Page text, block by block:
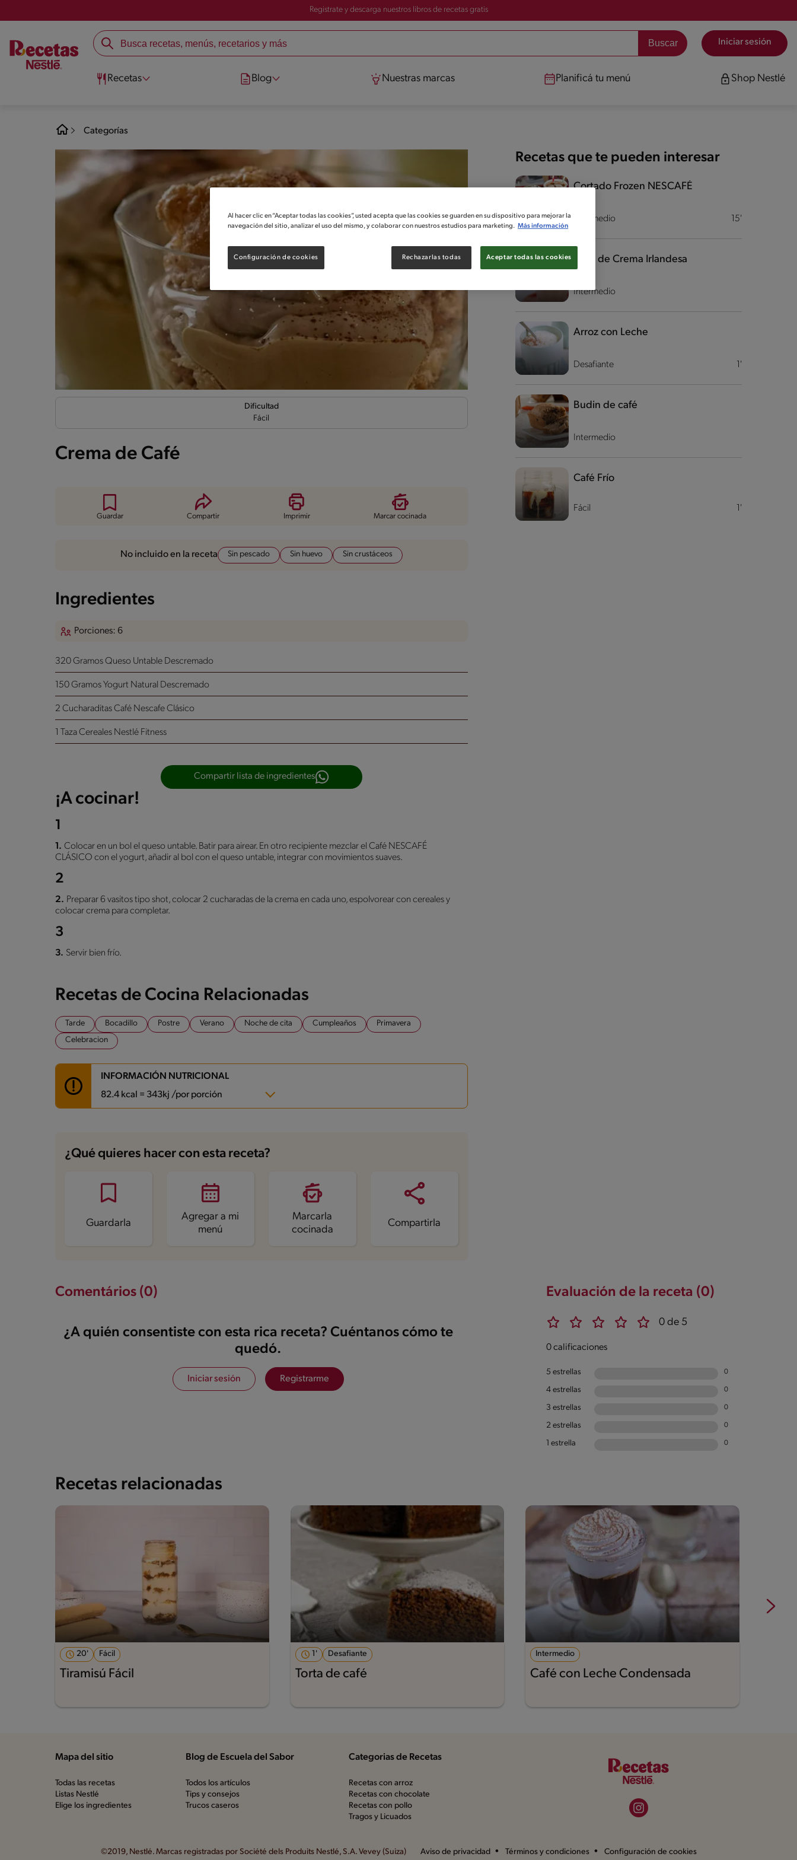
Registrate y descarga nuestros libros de recetas gratis
Iniciar sesión
Recetas Blog Nuestras marcas Planificá tu menú Shop Nestlé
Categorías
Dificultad
Fácil
Crema de Café
Guardar Compartir Imprimir Marcar cocinada
No incluido en la receta Sin pescado Sin huevo Sin crustáceos
Ingredientes
Porciones: 6
320 Gramos Queso Untable Descremado
150 Gramos Yogurt Natural Descremado
2 Cucharaditas Café Nescafe Clásico
1 Taza Cereales Nestlé Fitness
Compartir lista de ingredientes
¡A cocinar!
1
1. Colocar en un bol el queso untable. Batir para airear. En otro recipiente mezclar el Café NESCAFÉ
CLÁSICO con el yogurt, añadir al bol con el queso untable, integrar con movimientos suaves.
2
2. Preparar 6 vasitos tipo shot, colocar 2 cucharadas de la crema en cada uno, espolvorear con cereales y
colocar crema para completar.
3
3. Servir bien frío.
Recetas de Cocina Relacionadas
Tarde Bocadillo Postre Verano Noche de cita Cumpleaños
Primavera
Celebracion
INFORMACIÓN NUTRICIONAL
82.4 kcal = 343kj /por porción
Energía
82.4 kcal
Grasas 1.3 g
Sodio
¿Qué quieres hacer con esta receta?
Guardarla
Agregar a mi
menú
Marcarla
cocinada
Compartirla
Recetas que te pueden interesar
Intermedio 15'
Cortado Frozen NESCAFÉ
Intermedio
Licor de Crema Irlandesa
Desafiante 1'
Arroz con Leche
Intermedio
Budin de café
Fácil 1'
Café Frío
Evaluación de la receta (0)
0 de 5
0 calificaciones
5 estrellas 0
4 estrellas 0
3 estrellas 0
2 estrellas 0
1 estrella 0
Comentários (0)
¿A quién consentiste con esta rica receta? Cuéntanos cómo te
quedó.
Iniciar sesión Registrarme
Recetas relacionadas
20' Fácil
Tiramisú Fácil
1' Desafiante
Torta de café
Intermedio
Café con Leche Condensada
Mapa del sitio
Todas las recetas
Listas Nestlé
Elige los ingredientes
Blog de Escuela del Sabor
Todos los artículos
Tips y consejos
Trucos caseros
Categorias de Recetas
Recetas con arroz
Recetas con chocolate
Recetas con pollo
Tragos y Licuados
©2019, Nestlé. Marcas registradas por Société dels Produits Nestlé, S.A. Vevey (Suiza) Aviso de privacidad Términos y condiciones Configuración de cookies
Al hacer clic en “Aceptar todas las cookies”, usted acepta que las cookies se guarden en su dispositivo para mejorar la
navegación del sitio, analizar el uso del mismo, y colaborar con nuestros estudios para marketing. Más información
Rechazarlas todas Aceptar todas las cookies
Configuración de cookies